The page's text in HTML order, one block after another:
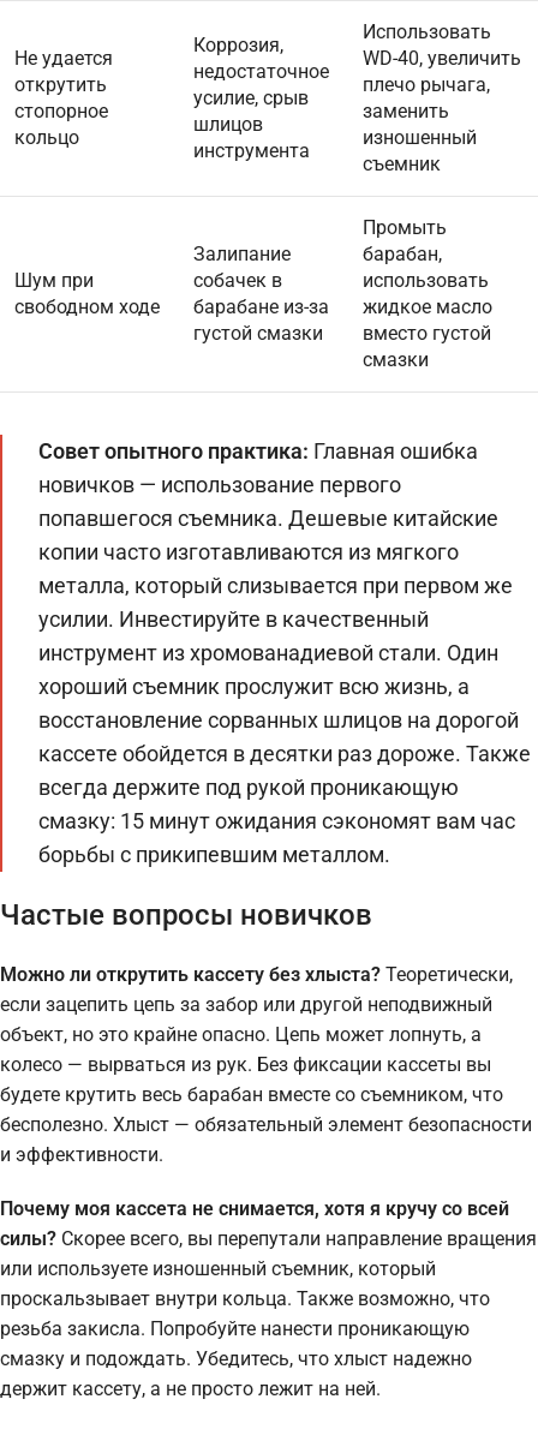
Не удается
открутить
стопорное
кольцо
Коррозия,
недостаточное
усилие, срыв
шлицов
инструмента
Использовать
WD-40, увеличить
плечо рычага,
заменить
изношенный
съемник
Шум при
свободном ходе
Залипание
собачек в
барабане из-за
густой смазки
Промыть
барабан,
использовать
жидкое масло
вместо густой
смазки
Совет опытного практика: Главная ошибка
новичков — использование первого
попавшегося съемника. Дешевые китайские
копии часто изготавливаются из мягкого
металла, который слизывается при первом же
усилии. Инвестируйте в качественный
инструмент из хромованадиевой стали. Один
хороший съемник прослужит всю жизнь, а
восстановление сорванных шлицов на дорогой
кассете обойдется в десятки раз дороже. Также
всегда держите под рукой проникающую
смазку: 15 минут ожидания сэкономят вам час
борьбы с прикипевшим металлом.
Частые вопросы новичков
Можно ли открутить кассету без хлыста? Теоретически,
если зацепить цепь за забор или другой неподвижный
объект, но это крайне опасно. Цепь может лопнуть, а
колесо — вырваться из рук. Без фиксации кассеты вы
будете крутить весь барабан вместе со съемником, что
бесполезно. Хлыст — обязательный элемент безопасности
и эффективности.
Почему моя кассета не снимается, хотя я кручу со всей
силы? Скорее всего, вы перепутали направление вращения
или используете изношенный съемник, который
проскальзывает внутри кольца. Также возможно, что
резьба закисла. Попробуйте нанести проникающую
смазку и подождать. Убедитесь, что хлыст надежно
держит кассету, а не просто лежит на ней.